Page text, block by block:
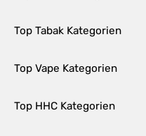
Top Tabak Kategorien
Top Vape Kategorien
Top HHC Kategorien